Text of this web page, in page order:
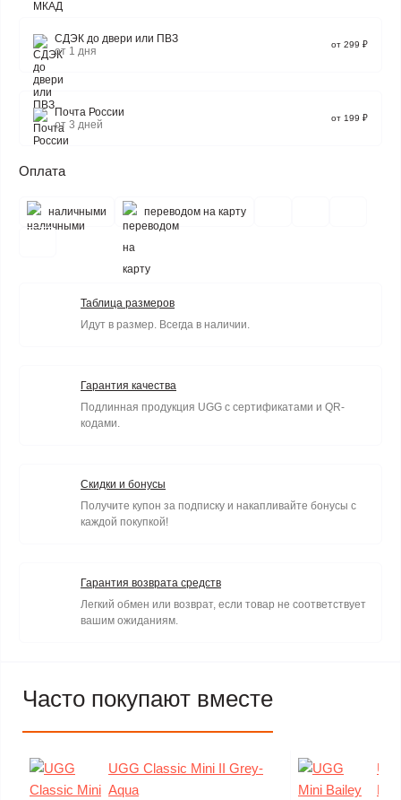
СДЭК до двери или ПВЗ
от 1 дня
от 299 ₽
Почта России
от 3 дней
от 199 ₽
Оплата
наличными переводом на карту
Таблица размеров
Идут в размер. Всегда в наличии.
Гарантия качества
Подлинная продукция UGG с сертификатами и QR-
кодами.
Скидки и бонусы
Получите купон за подписку и накапливайте бонусы с
каждой покупкой!
Гарантия возврата средств
Легкий обмен или возврат, если товар не соответствует
вашим ожиданиям.
Часто покупают вместе
UGG Classic Mini II Grey-
Aqua